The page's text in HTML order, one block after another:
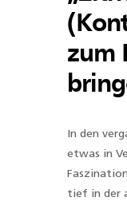
zum
In den
etwas in
tief in der